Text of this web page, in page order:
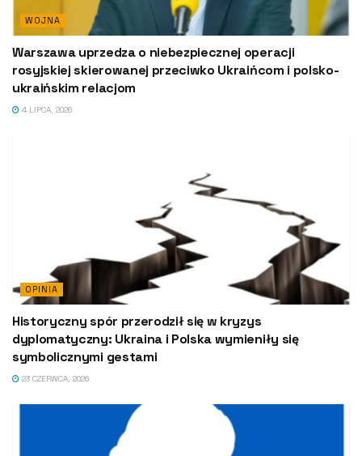
WOJNA
Warszawa uprzedza o niebezpiecznej operacji
rosyjskiej skierowanej przeciwko Ukraińcom i polsko-
ukraińskim relacjom
4 LIPCA, 2026
OPINIA
Historyczny spór przerodził się w kryzys
dyplomatyczny: Ukraina i Polska wymieniły się
symbolicznymi gestami
23 CZERWCA, 2026